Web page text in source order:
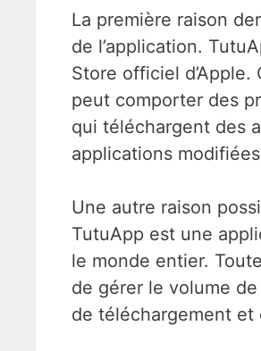
La première raison
de l’application.
Store officiel d’Apple.
peut comporter des
qui téléchargent des
applications
Une autre raison
TutuApp est une
le monde entier.
de gérer le volume
de téléchargement et